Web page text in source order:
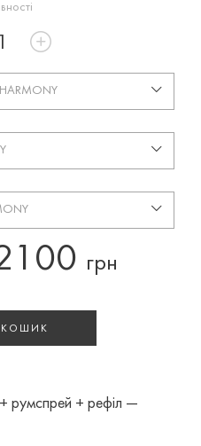
грн
КОШИК
румспрей + рефіл —